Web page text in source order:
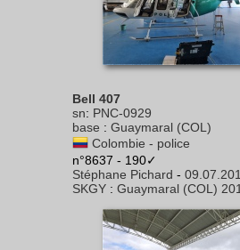
Bell 407
sn: PNC-0929
base : Guaymaral (COL)
Colombie - police
n°8637 - 190✓
Stéphane Pichard -
SKGY : Guaymaral (COL)